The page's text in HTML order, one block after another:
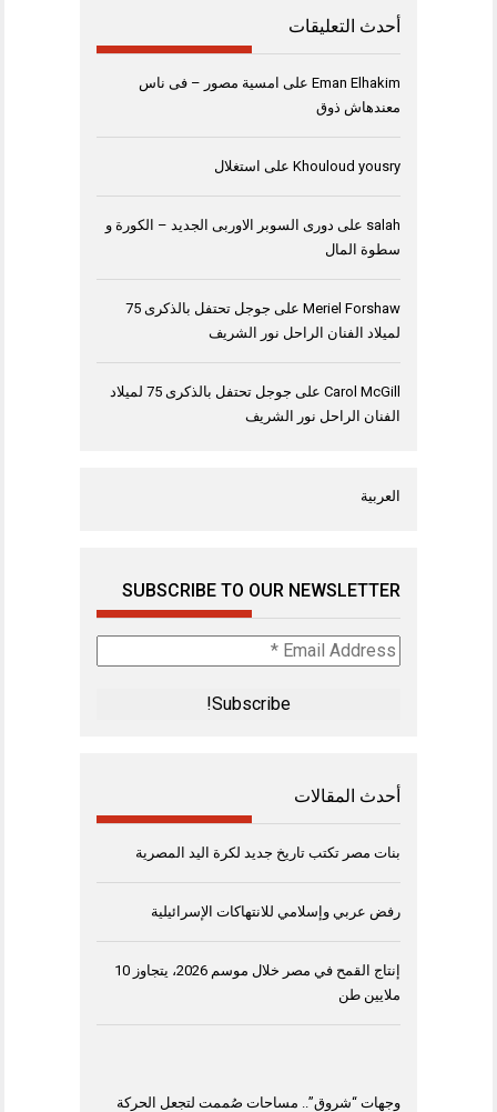
أحدث التعليقات
Eman Elhakim على امسية مصور – فى ناس
معندهاش ذوق
Khouloud yousry على استغلال
salah على دورى السوبر الاوربى الجديد – الكورة و
سطوة المال
Meriel Forshaw على
جوجل تحتفل بالذكرى 75
لميلاد الفنان الراحل نور الشريف
Carol McGill على
جوجل تحتفل بالذكرى 75 لميلاد
الفنان الراحل نور الشريف
العربية
SUBSCRIBE TO OUR NEWSLETTER
Email
Address
أحدث المقالات
بنات مصر تكتب تاريخ جديد لكرة اليد المصرية
رفض عربي وإسلامي للانتهاكات الإسرائيلية
إنتاج القمح في مصر خلال موسم 2026، يتجاوز 10
ملايين طن
وجهات “شروق”.. مساحات صُممت لتجعل الحركة